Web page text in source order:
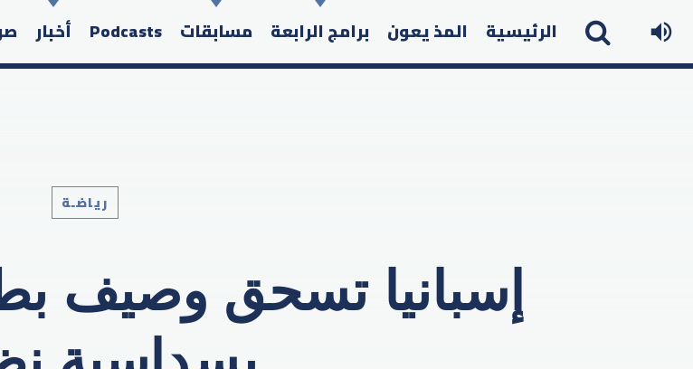
الرئيسية المذ يعون برامج الرابعة مسابقات Podcasts أخبار
in the website:
رياضـة
إسبانيا تسحق وصيف